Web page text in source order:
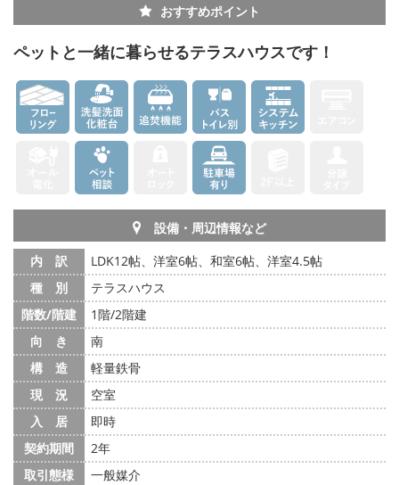
おすすめポイント
ペットと一緒に暮らせるテラスハウスです！
設備・周辺情報など
内 訳
LDK12帖、洋室6帖、和室6帖、洋室4.5帖
種 別
テラスハウス
階数/階建
1階/2階建
向 き
南
構 造
軽量鉄骨
現 況
空室
入 居
即時
契約期間
2年
取引態様
一般媒介